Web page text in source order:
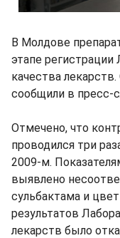
В Молдове
этапе
качества
сообщили в пресс-
Отмечено, что
проводился три
2009-м.
выявлено
сульбактама и
результатов
лекарств было